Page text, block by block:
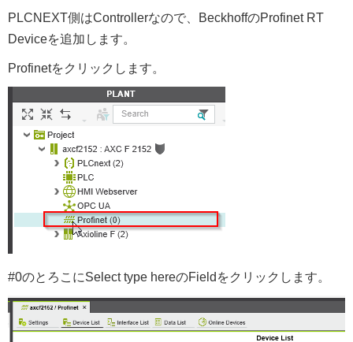
PLCNEXT側はControllerなので、BeckhoffのProfinet RT
Deviceを追加します。
Profinetをクリックします。
#0のとろこにSelect type hereのFieldをクリックします。